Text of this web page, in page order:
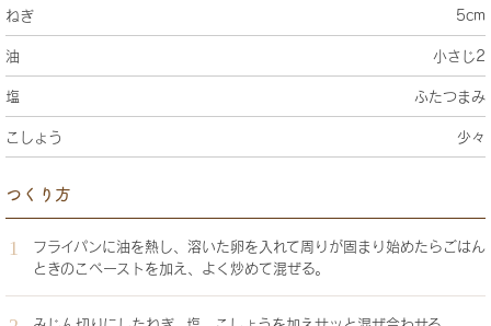
ねぎ 5cm
油 小さじ2
塩 ふたつまみ
こしょう 少々
つくり方
フライパンに油を熱し、溶いた卵を入れて周りが固まり始めたらごはん
ときのこペーストを加え、よく炒めて混ぜる。